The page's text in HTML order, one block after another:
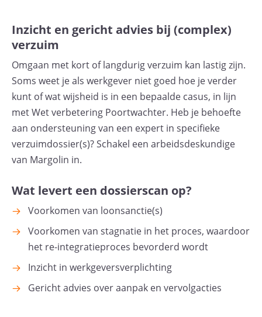
Inzicht en gericht advies bij (complex)
verzuim
Omgaan met kort of langdurig verzuim kan lastig zijn.
Soms weet je als werkgever niet goed hoe je verder
kunt of wat wijsheid is in een bepaalde casus, in lijn
met Wet verbetering Poortwachter. Heb je behoefte
aan ondersteuning van een expert in specifieke
verzuimdossier(s)? Schakel een arbeidsdeskundige
van Margolin in.
Wat levert een dossierscan op?
Voorkomen van loonsanctie(s)
Voorkomen van stagnatie in het proces, waardoor
het re-integratieproces bevorderd wordt
Inzicht in werkgeversverplichting
Gericht advies over aanpak en vervolgacties